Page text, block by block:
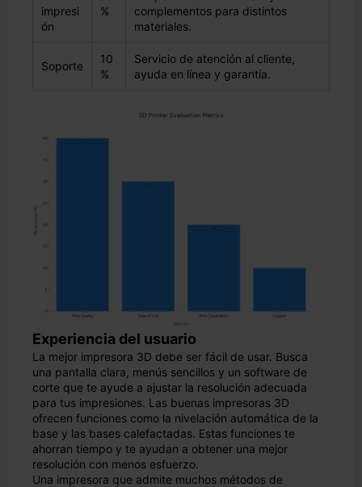
impresi
ón
%
complementos para distintos
materiales.
Soporte
10
%
Servicio de atención al cliente,
ayuda en línea y garantía.
Experiencia del usuario
La mejor impresora 3D debe ser fácil de usar. Busca
una pantalla clara, menús sencillos y un software de
corte que te ayude a ajustar la resolución adecuada
para tus impresiones. Las buenas impresoras 3D
ofrecen funciones como la nivelación automática de la
base y las bases calefactadas. Estas funciones te
ahorran tiempo y te ayudan a obtener una mejor
resolución con menos esfuerzo.
Una impresora que admite muchos métodos de